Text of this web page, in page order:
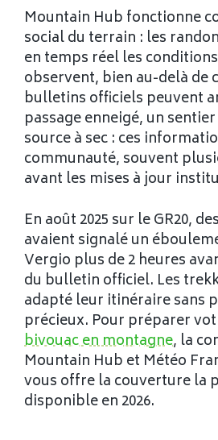
Mountain Hub fonctionne
social du terrain : les
en temps réel les
observent, bien au-delà de
bulletins officiels peuvent
passage enneigé, un
source à sec : ces
communauté, souvent
avant les mises à jour
En août 2025 sur le GR20,
avaient signalé un
Vergio plus de 2 heures
du bulletin officiel. Les
adapté leur itinéraire sans
précieux. Pour préparer
bivouac en montagne, la
Mountain Hub et Météo
vous offre la couverture la
disponible en 2026.